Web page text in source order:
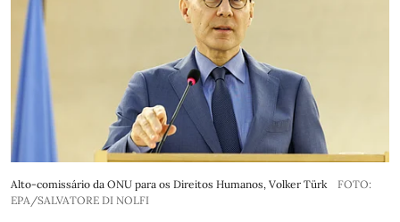
Alto-comissário da ONU para os Direitos Humanos, Volker Türk
FOTO:
EPA/SALVATORE DI NOLFI